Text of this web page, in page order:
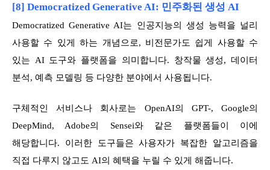
[8] Democratized Generative AI: 민주화된 생성 AI
Democratized Generative AI는 인공지능의 생성 능력을 널리
사용할 수 있게 하는 개념으로, 비전문가도 쉽게 사용할 수
있는 AI 도구와 플랫폼을 의미합니다. 창작물 생성, 데이터
분석, 예측 모델링 등 다양한 분야에서 사용됩니다.
구체적인 서비스나 회사로는 OpenAI의 GPT-, Google의
DeepMind, Adobe의 Sensei와 같은 플랫폼들이 이에
해당합니다. 이러한 도구들은 사용자가 복잡한 알고리즘을
직접 다루지 않고도 AI의 혜택을 누릴 수 있게 해줍니다.